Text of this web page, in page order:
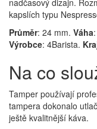
nadčasový dizajn.
kapslích typu
Průměr: 24 mm. Váha
Výrobce: 4Barista.
Na co
Tamper používají
tampera dokonalo
ještě kvalitnější káva.